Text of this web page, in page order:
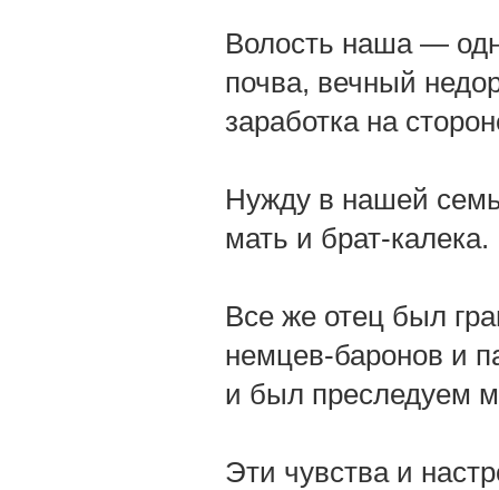
Волость наша —
почва, вечный
заработка на
Нужду в нашей
мать и брат-калека.
Все же отец был
немцев-баронов и
и был преследуем
Эти чувства и